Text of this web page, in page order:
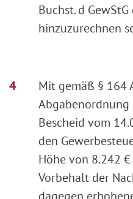
Buchst. d
hinzuzurechnen
Mit gemäß § 164
Abgabenordnung
Bescheid vom
den
Höhe von 8.242
Vorbehalt der